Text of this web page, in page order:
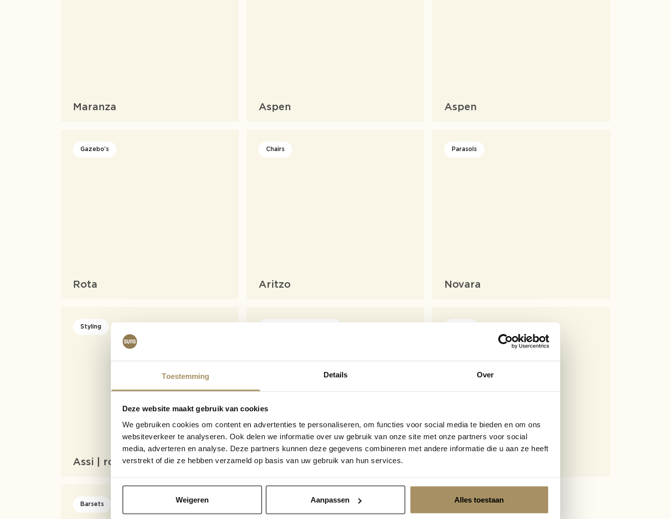
Toestemming Details Over
Deze website maakt gebruik van cookies
We gebruiken cookies om content en advertenties te personaliseren, om functies voor social media te bieden en om ons
websiteverkeer te analyseren. Ook delen we informatie over uw gebruik van onze site met onze partners voor social
media, adverteren en analyse. Deze partners kunnen deze gegevens combineren met andere informatie die u aan ze heeft
verstrekt of die ze hebben verzameld op basis van uw gebruik van hun services.
Weigeren Aanpassen Alles toestaan
Maranza Aspen Aspen
Gazebo’s
Rota
Chairs
Aritzo
Parasols
Novara
Styling
Assi | round Cleaners & protectors
Barsets